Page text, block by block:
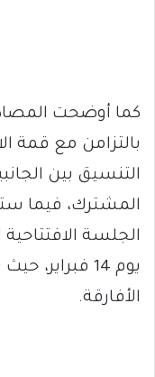
كما أوضحت
بالتزامن مع قمة
التنسيق بين
المشترك، فيما
الجلسة الافتتاحية
يوم 14
الأفارقة.